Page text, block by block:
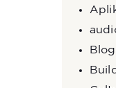
Blog